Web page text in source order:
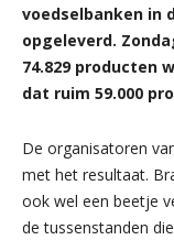
voedselbanken in
opgeleverd.
74.829 producten
dat ruim 59.000
De organisatoren
met het resultaat.
ook wel een beetje
de tussenstanden